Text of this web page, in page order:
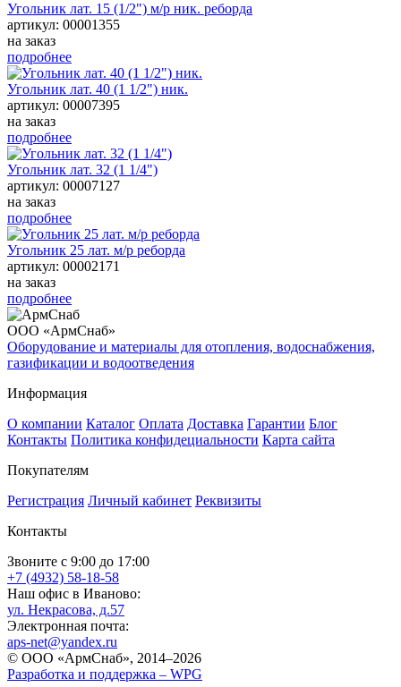
Угольник лат. 15 (1/2") м/р ник. реборда
артикул: 00001355
на заказ
подробнее
Угольник лат. 40 (1 1/2") ник.
артикул: 00007395
на заказ
подробнее
Угольник лат. 32 (1 1/4")
артикул: 00007127
на заказ
подробнее
Угольник 25 лат. м/р реборда
артикул: 00002171
на заказ
подробнее
ООО «АрмСнаб»
Оборудование и материалы для отопления, водоснабжения,
газификации и водоотведения
Информация
О компании Каталог Оплата Доставка Гарантии Блог
Контакты Политика конфидециальности Карта сайта
Покупателям
Регистрация Личный кабинет Реквизиты
Контакты
Звоните с 9:00 до 17:00
+7 (4932) 58-18-58
Наш офис в Иваново:
ул. Некрасова, д.57
Электронная почта:
aps-net@yandex.ru
© ООО «АрмСнаб», 2014–2026
Разработка и поддержка – WPG